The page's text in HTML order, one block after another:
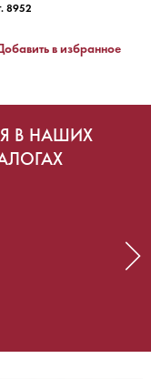
8952
в избранное
В НАШИХ